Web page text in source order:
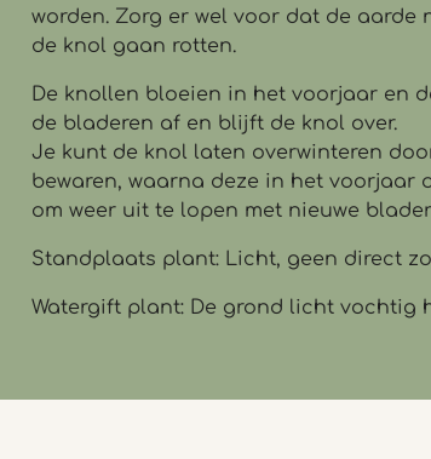
worden. Zorg er wel voor dat de aarde
de knol gaan rotten.
De knollen bloeien in het voorjaar en
de bladeren af en blijft de knol over.
Je kunt de knol laten overwinteren
bewaren, waarna deze in het voorjaar
om weer uit te lopen met nieuwe
Standplaats plant: Licht, geen direct
Watergift plant: De grond licht vochtig